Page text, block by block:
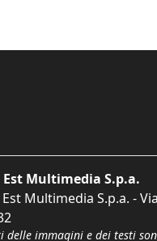
Multimedia S.p.a.
Multimedia S.p.a. -
immagini e dei testi